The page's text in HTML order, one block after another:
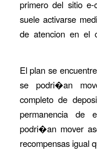
primero del sitio e-
suele activarse
de atencion en el
El plan se
se podri�an
completo de
permanencia de
podri�an mover
recompensas igual